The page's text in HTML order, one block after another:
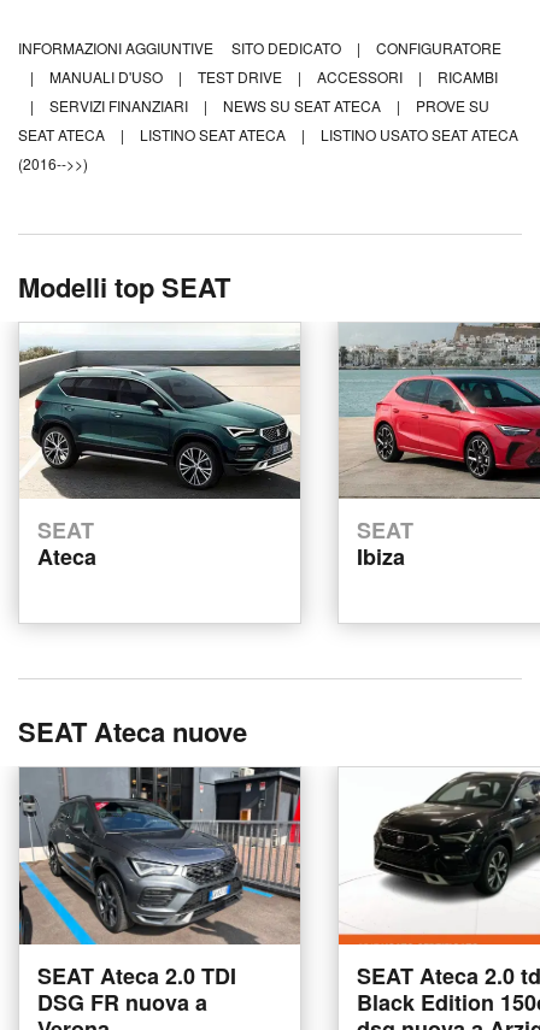
INFORMAZIONI AGGIUNTIVE SITO DEDICATO |
CONFIGURATORE
|
MANUALI D'USO | TEST DRIVE | ACCESSORI |
RICAMBI
|
SERVIZI FINANZIARI | NEWS SU SEAT ATECA |
PROVE SU
SEAT ATECA
| LISTINO SEAT ATECA |
LISTINO USATO SEAT ATECA
(2016-->>)
Modelli top SEAT
SEAT
Ateca
SEAT
Ibiza
SEAT Ateca nuove
SEAT Ateca 2.0 TDI
DSG FR nuova a
SEAT Ateca 2.0
Black Edition